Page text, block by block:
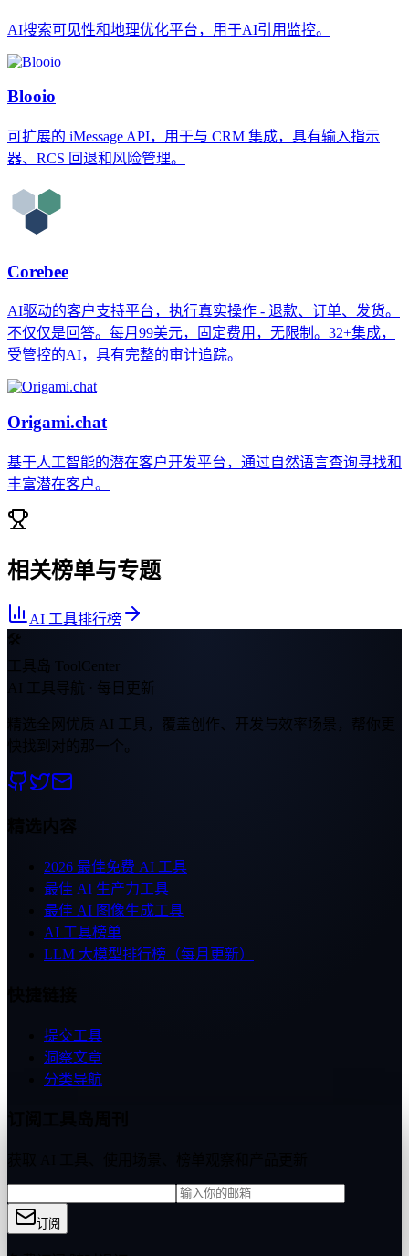
AI搜索可见性和地理优化平台，用于AI引用监控。
Blooio
可扩展的 iMessage API，用于与 CRM 集成，具有输入指示
器、RCS 回退和风险管理。
Corebee
AI驱动的客户支持平台，执行真实操作 - 退款、订单、发货。
不仅仅是回答。每月99美元，固定费用，无限制。32+集成，
受管控的AI，具有完整的审计追踪。
Origami.chat
基于人工智能的潜在客户开发平台，通过自然语言查询寻找和
丰富潜在客户。
相关榜单与专题
AI 工具排行榜
🛠
工具岛 ToolCenter
AI 工具导航 · 每日更新
精选全网优质 AI 工具，覆盖创作、开发与效率场景，帮你更
快找到对的那一个。
精选内容
2026 最佳免费 AI 工具
最佳 AI 生产力工具
最佳 AI 图像生成工具
AI 工具榜单
LLM 大模型排行榜（每月更新）
提交工具
洞察文章
分类导航
订阅